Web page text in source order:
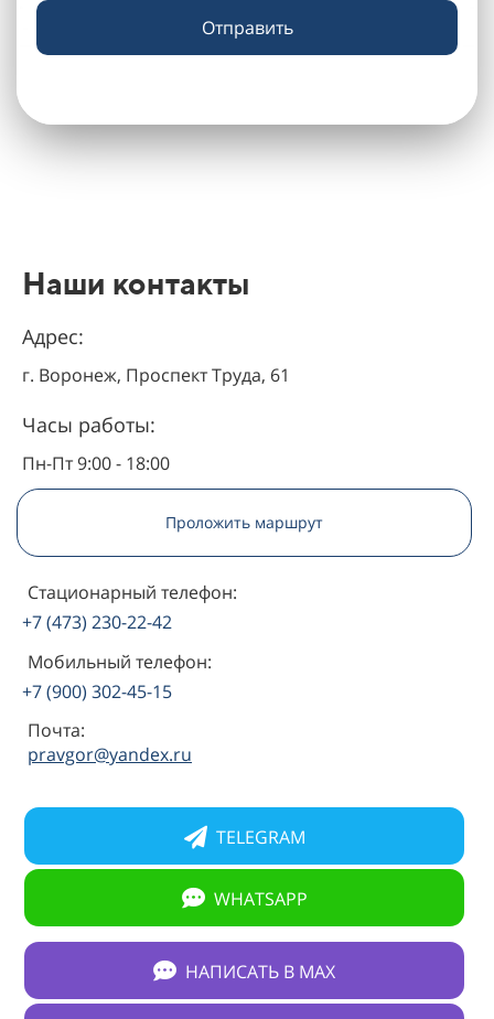
Отправить
Наши контакты
Адрес:
г. Воронеж, Проспект Труда, 61
Часы работы:
Пн-Пт 9:00 - 18:00
Проложить маршрут
Стационарный телефон:
+7 (473) 230-22-42
Мобильный телефон:
+7 (900) 302-45-15
Почта:
pravgor@yandex.ru
TELEGRAM
WHATSAPP
НАПИСАТЬ В МАХ